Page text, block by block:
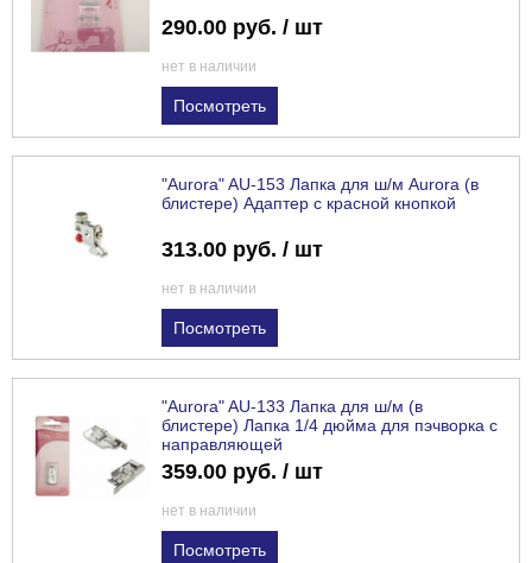
290.00 руб. / шт
нет в наличии
Посмотреть
"Aurora" AU-153 Лапка для ш/м Aurora (в
блистере) Адаптер с красной кнопкой
313.00 руб. / шт
нет в наличии
Посмотреть
"Aurora" AU-133 Лапка для ш/м (в
блистере) Лапка 1/4 дюйма для пэчворка с
направляющей
359.00 руб. / шт
нет в наличии
Посмотреть